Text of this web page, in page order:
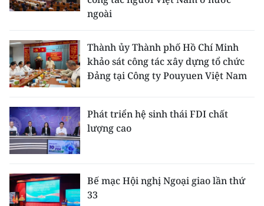
Bắc Trung Bộ
Duyên hải Nam Trung Bộ và Tây
Nguyên
Đông Nam Bộ
Đồng bằng sông Cửu Long
Chuyên trang Hà Nội
CHUYÊN ĐỀ
ngoài
Thành ủy Thành phố Hồ Chí Minh
khảo sát công tác xây dựng tổ chức
Đảng tại Công ty Pouyuen Việt Nam
Phát triển hệ sinh thái FDI chất
lượng cao
Bế mạc Hội nghị Ngoại giao lần thứ
33